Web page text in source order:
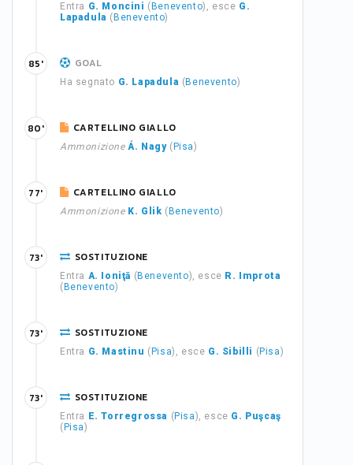
Entra G. Moncini ( Benevento), esce G.
Lapadula ( Benevento)
GOAL
Ha segnato G. Lapadula ( Benevento)
85'
CARTELLINO GIALLO
Ammonizione Á. Nagy( Pisa)
80'
CARTELLINO GIALLO
Ammonizione K. Glik ( Benevento)
77'
SOSTITUZIONE
Entra A. Ioniţă ( Benevento), esce R. Improta
( Benevento)
73'
SOSTITUZIONE
Entra G. Mastinu ( Pisa), esce G. Sibilli ( Pisa)
73'
SOSTITUZIONE
Entra E. Torregrossa ( Pisa), esce G. Puşcaş
( Pisa)
73'